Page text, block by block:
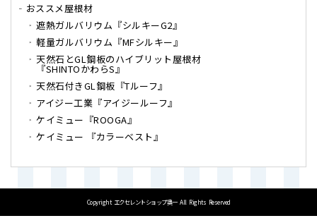
おススメ屋根材
遮熱ガルバリウム『シルキーG2』
軽量ガルバリウム『MFシルキー』
天然石とGL鋼板のハイブリット屋根材
『SHINTOかわらS』
天然石付きGL鋼板『Tルーフ』
アイジー工業『アイジールーフ』
ケイミュー『ROOGA』
ケイミュー 『カラーベスト』
Copyright エクセレントショップ奥一All Rights Reserved